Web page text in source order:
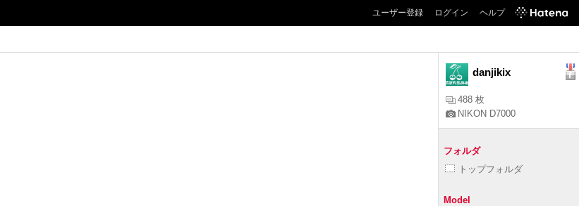
ユーザー登録 ログイン ヘルプ
danjikix
488 枚
NIKON D7000
フォルダ
トップフォルダ
Model